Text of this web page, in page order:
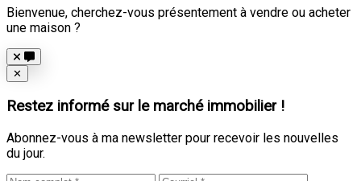
Bienvenue, cherchez-vous présentement à vendre ou acheter
une maison ?
Close
✕
Restez informé sur le marché immobilier !
Abonnez-vous à ma newsletter pour recevoir les nouvelles
du jour.